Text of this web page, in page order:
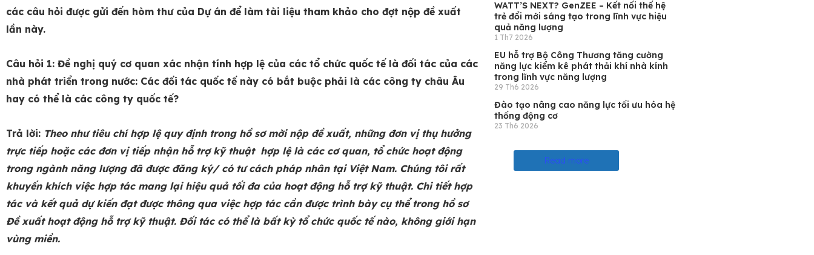
các câu hỏi được gửi đến hòm thư của Dự án để làm tài liệu tham khảo cho đợt nộp đề xuất
lần này.
Câu hỏi 1: Đề nghị quý cơ quan xác nhận tính hợp lệ của các tổ chức quốc tế là đối tác của các
nhà phát triển trong nước: Các đối tác quốc tế này có bắt buộc phải là các công ty châu Âu
hay có thể là các công ty quốc tế?
Trả lời: Theo như tiêu chí hợp lệ quy định trong hồ sơ mời nộp đề xuất, những đơn vị thụ hưởng
trực tiếp hoặc các đơn vị tiếp nhận hỗ trợ kỹ thuật hợp lệ là các cơ quan, tổ chức hoạt động
trong ngành năng lượng đã được đăng ký/ có tư cách pháp nhân tại Việt Nam. Chúng tôi rất
khuyến khích việc hợp tác mang lại hiệu quả tối đa của hoạt động hỗ trợ kỹ thuật. Chi tiết hợp
tác và kết quả dự kiến đạt được thông qua việc hợp tác cần được trình bày cụ thể trong hồ sơ
Đề xuất hoạt động hỗ trợ kỹ thuật. Đối tác có thể là bất kỳ tổ chức quốc tế nào, không giới hạn
vùng miền.
WATT’S NEXT? GenZEE – Kết nối thế hệ
trẻ đổi mới sáng tạo trong lĩnh vực hiệu
quả năng lượng
1 Th7 2026
EU hỗ trợ Bộ Công Thương tăng cường
năng lực kiểm kê phát thải khí nhà kính
trong lĩnh vực năng lượng
29 Th6 2026
Đào tạo nâng cao năng lực tối ưu hóa hệ
thống động cơ
23 Th6 2026
Read more